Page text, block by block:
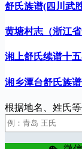
舒氏族谱(四川武
黄塘村志（浙江省
湘上舒氏续谱十
湘乡潭台舒氏族
根据地名、姓氏